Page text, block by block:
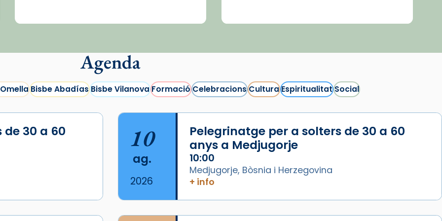
Agenda
Bisbe AbadíasBisbe VilanovaFormacióCelebracionsCulturaEspiritualitatSocial
30 a 60
10
ag.
2026
Pelegrinatge per a solters de 30 a 60
anys a Medjugorje
10:00
Medjugorje, Bòsnia i Herzegovina
+ info